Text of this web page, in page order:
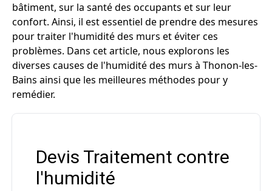
bâtiment, sur la santé des occupants et sur leur
confort. Ainsi, il est essentiel de prendre des mesures
pour traiter l'humidité des murs et éviter ces
problèmes. Dans cet article, nous explorons les
diverses causes de l'humidité des murs à Thonon-les-
Bains ainsi que les meilleures méthodes pour y
remédier.
Devis Traitement contre
l'humidité